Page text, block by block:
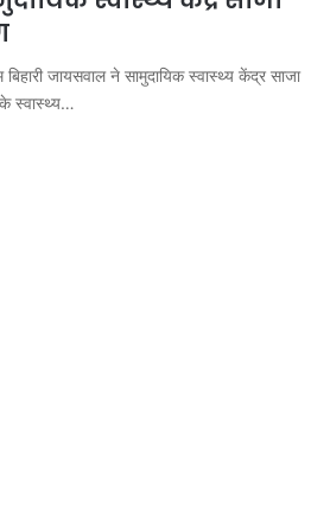
बिहारी जायसवाल ने सामुदायिक स्वास्थ्य केंद्र साजा
के स्वास्थ्य…